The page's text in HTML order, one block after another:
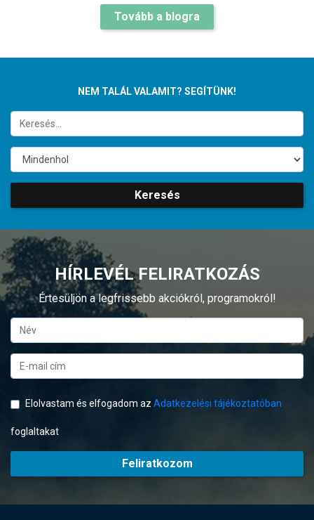
Tovább a blogra
NEM TALÁL VALAMIT? SEGÍTÜNK!
Keresés
HÍRLEVÉL FELIRATKOZÁS
Értesüljön a legfrissebb akciókról, programokról!
Elolvastam és elfogadom az Adatkezelési tájékoztatóban
foglaltakat
Feliratkozom